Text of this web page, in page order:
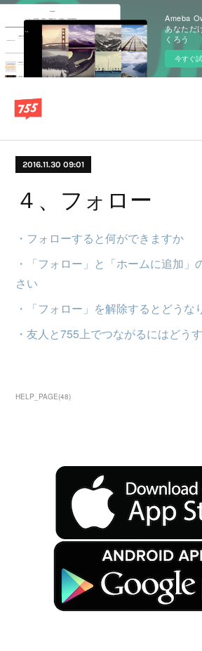
Ameba
あなただ
くろう
今すぐ
2016.11.30 09:01
４、フォロー
・フォローすると何ができますか
・「フォロー」と「ホームに追加」
さい
・「フォロー」を解除するとどうな
・友人と755上でつながるにはどう
HELP_PAGE(48)